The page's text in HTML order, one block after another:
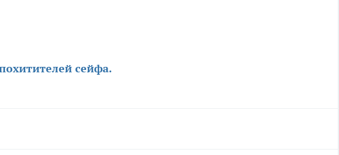
сейфа.